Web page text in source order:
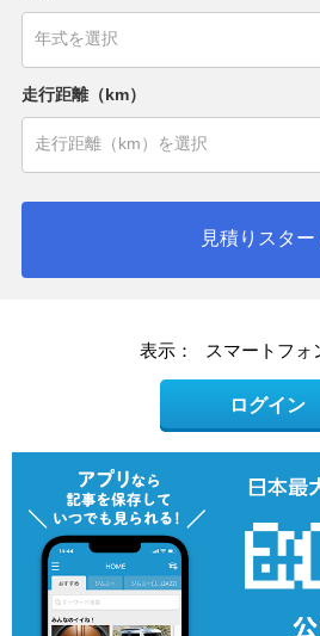
走行距離（km）
見積りスター
表示： スマートフォ
ログイン